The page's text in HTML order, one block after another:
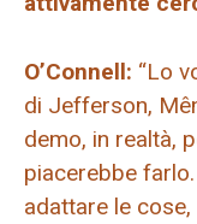
O’Connell: “Lo
di Jefferson,
demo, in realtà,
piacerebbe
adattare le